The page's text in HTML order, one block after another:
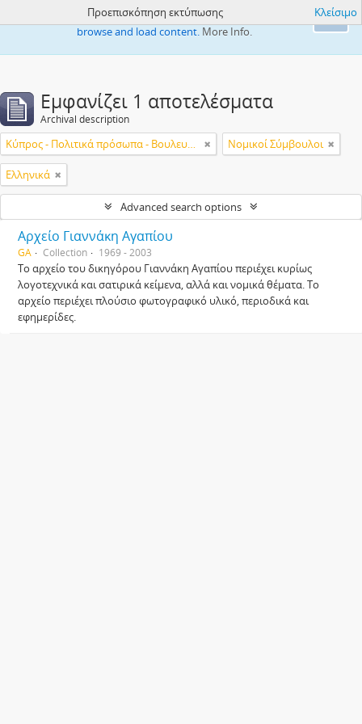
Ok
This website uses cookies to enhance your ability to
browse and load content. More Info.
Προεπισκόπηση εκτύπωσης Κλείσιμο
Εμφανίζει 1 αποτελέσματα
Archival description
Κύπρος - Πολιτικά πρόσωπα - Βουλευτές Νομικοί Σύμβουλοι
Ελληνικά
Advanced search options
Αρχείο Γιαννάκη Αγαπίου
GA Collection 1969 - 2003
Το αρχείο του δικηγόρου Γιαννάκη Αγαπίου περιέχει κυρίως
λογοτεχνικά και σατιρικά κείμενα, αλλά και νομικά θέματα. Το
αρχείο περιέχει πλούσιο φωτογραφικό υλικό, περιοδικά και
εφημερίδες.